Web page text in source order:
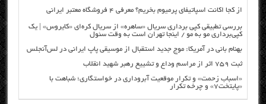
از کجا اکانت اسپاتیفای پرمیوم بخریم؟ معرفی ۴ فروشگاه معتبر ایرانی
بررسی تطبیقی کپی برداری سریال «ساهره» از سریال کره‌ای «کایروس» | یک
کپی‌برداری مو به مو / اینجا تهران است به وقت سئول
بهنام بانی در آمریکا: موج جدید استقبال از موسیقی پاپ ایرانی در لس‌آنجلس
ثبت ۷۵۹ اثر از مراسم وداع و تشییع رهبر شهید انقلاب
«اسباب زحمت» و تکرار موقعیت آبروداری در خواستگاری؛ شباهت با
«پایتخت۷» و چرخه تکرار